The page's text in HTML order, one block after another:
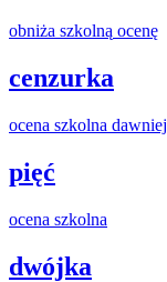
obniża szkolną ocenę
cenzurka
ocena szkolna dawniej
pięć
ocena szkolna
dwójka